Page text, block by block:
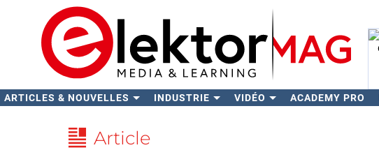
ARTICLES & NOUVELLES INDUSTRIE VIDÉO ACADEMY PRO
Article